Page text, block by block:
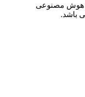
هوش مصنوعی
باشد.